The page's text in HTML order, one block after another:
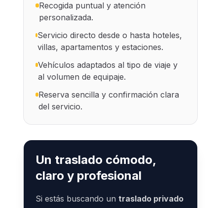
Recogida puntual y atención
personalizada.
Servicio directo desde o hasta hoteles,
villas, apartamentos y estaciones.
Vehículos adaptados al tipo de viaje y
al volumen de equipaje.
Reserva sencilla y confirmación clara
del servicio.
Un traslado cómodo,
claro y profesional
Si estás buscando un traslado privado